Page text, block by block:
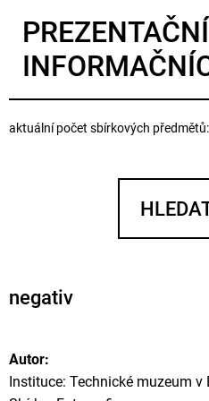
aktuální počet sbírkových
negativ
Autor:
Instituce: Technické muzeum v